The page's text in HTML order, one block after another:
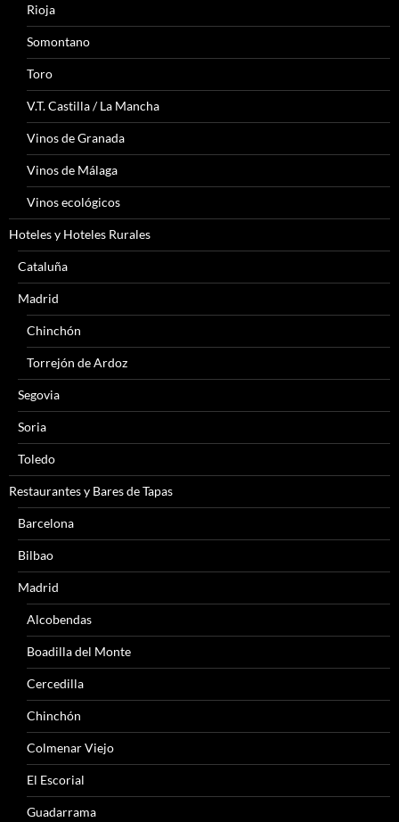
Rioja
Somontano
Toro
V.T. Castilla / La Mancha
Vinos de Granada
Vinos de Málaga
Vinos ecológicos
Hoteles y Hoteles Rurales
Cataluña
Madrid
Chinchón
Torrejón de Ardoz
Segovia
Soria
Toledo
Restaurantes y Bares de Tapas
Barcelona
Bilbao
Madrid
Alcobendas
Boadilla del Monte
Cercedilla
Chinchón
Colmenar Viejo
El Escorial
Guadarrama